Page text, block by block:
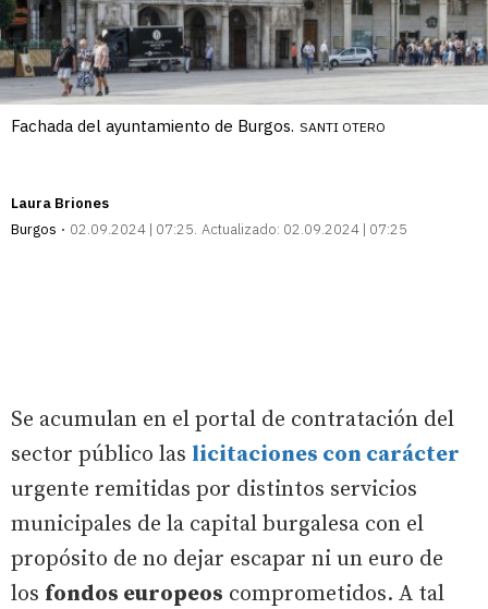
Fachada del ayuntamiento de Burgos. SANTI OTERO
Laura Briones
Burgos
02.09.2024 | 07:25 Actualizado: 02.09.2024 | 07:25
Se acumulan en el portal de contratación del
sector público las licitaciones con carácter
urgente remitidas por distintos servicios
municipales de la capital burgalesa con el
propósito de no dejar escapar ni un euro de
los fondos europeos comprometidos. A tal